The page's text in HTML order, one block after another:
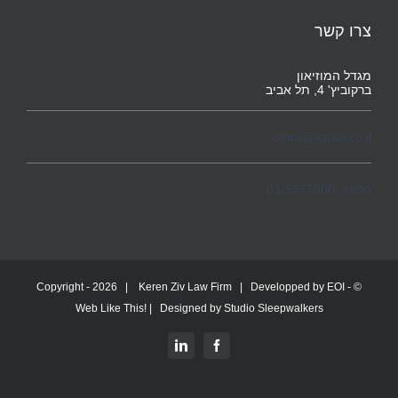
צרו קשר
מגדל המוזיאון
ברקוביץ' 4, תל אביב
office@kzlaw.co.il
טלפון: 03-5277800
© Copyright -
2026 | Keren Ziv Law Firm | Developped by EOI -
Web Like This!| Designed by Studio Sleepwalkers